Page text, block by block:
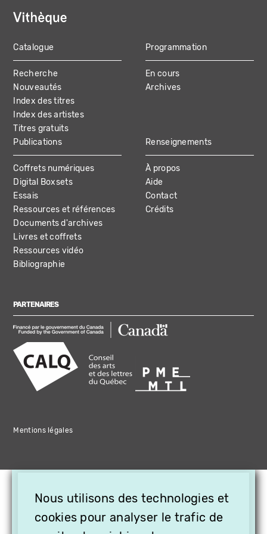
MAIN
NAVIGATION
Catalogue
Recherche
Nouveautés
Index des titres
Index des artistes
Titres gratuits
Programmation
En cours
Archives
Publications
Coffrets numériques
Digital Boxsets
Essais
Ressources et références
Documents d'archives
Livres et coffrets
Ressources vidéo
Bibliographie
Renseignements
À propos
Aide
Contact
Crédits
PARTENAIRES
Mentions légales
Nous utilisons des technologies et
cookies pour analyser le trafic de
OFFREZ LA VIDÉO EN
CADEAU, ABONNEZ VOS